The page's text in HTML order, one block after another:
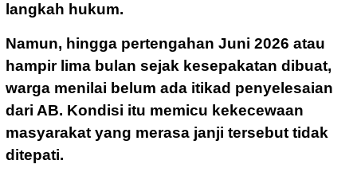
langkah hukum.
Namun, hingga pertengahan Juni 2026 atau
hampir lima bulan sejak kesepakatan dibuat,
warga menilai belum ada itikad penyelesaian
dari AB. Kondisi itu memicu kekecewaan
masyarakat yang merasa janji tersebut tidak
ditepati.